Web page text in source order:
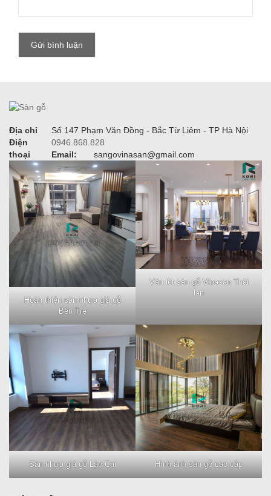
Địa chỉ
Số 147 Phạm Văn Đồng - Bắc Từ Liêm - TP Hà Nội
Điện
thoại
0946.868.828
Email:
sangovinasan@gmail.com
Hoàn thiện sàn nhựa giả gỗ
Bến Tre
Ván lót sàn gỗ Vinasan Thái
lan
Sàn nhựa giả gỗ Lào Cai Hình ảnh sàn gỗ cao cấp